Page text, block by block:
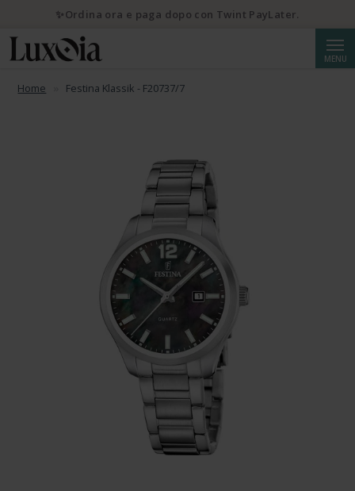
MENU
Home Festina Klassik - F20737/7
✨Ordina ora e paga dopo con Twint PayLater.